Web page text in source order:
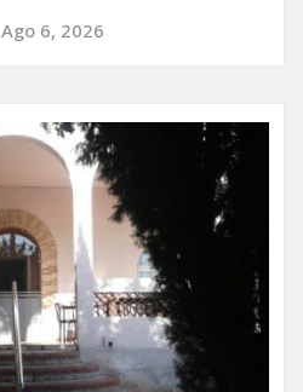
Ago 6, 2026